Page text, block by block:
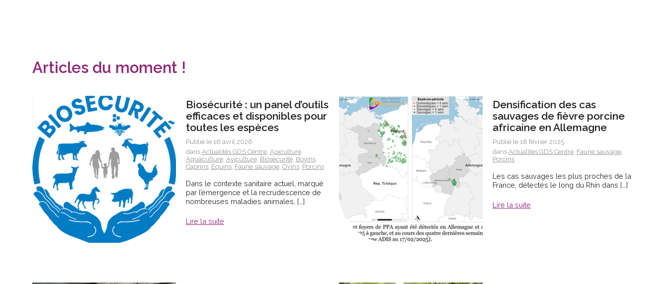
Articles du moment !
Biosécurité : un panel d’outils
efficaces et disponibles pour
toutes les espèces
Publié le 16 avril 2026
dans Actualités GDS Centre, Apiculture,
Aquaculture, Aviculture, Biosécurité, Bovins,
Caprins, Equins, Faune sauvage, Ovins, Porcins
Dans le contexte sanitaire actuel, marqué
par l’émergence et la recrudescence de
nombreuses maladies animales, […]
Lire la suite
Densification des cas
sauvages de fièvre porcine
africaine en Allemagne
Publié le 18 février 2025
dans Actualités GDS Centre, Faune sauvage,
Porcins
Les cas sauvages les plus proches de la
France, détectés le long du Rhin dans […]
Lire la suite